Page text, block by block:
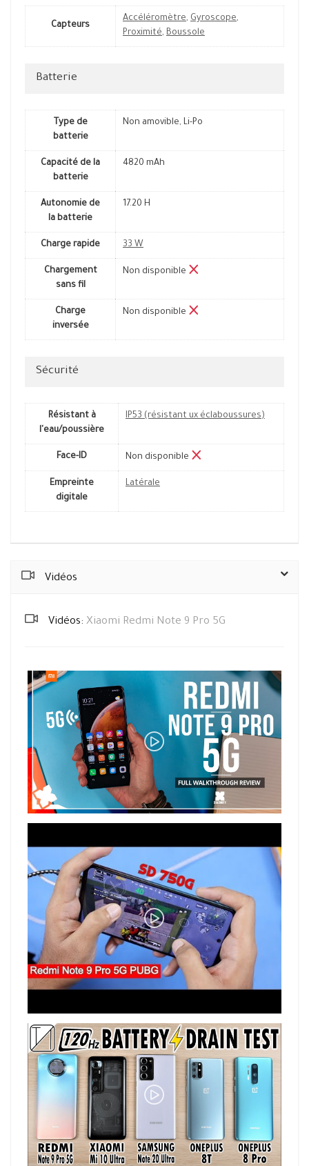
Capteurs
Accéléromètre, Gyroscope,
Proximité, Boussole
Batterie
Type de
batterie
Non amovible, Li-Po
Capacité de la
batterie
4820 mAh
Autonomie de
la batterie
17.20 H
Charge rapide 33 W
Chargement
sans fil
Non disponible
Charge
inversée
Non disponible
Sécurité
Résistant à
l'eau/poussière
IP53 (résistant ux éclaboussures)
Face-ID Non disponible
Empreinte
digitale
Latérale
Vidéos
Vidéos: Xiaomi Redmi Note 9 Pro 5G